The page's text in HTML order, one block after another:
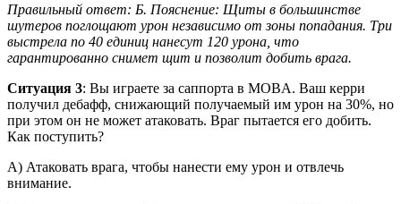
Правильный ответ: Б. Пояснение: Щиты в большинстве
шутеров поглощают урон независимо от зоны попадания. Три
выстрела по 40 единиц нанесут 120 урона, что
гарантированно снимет щит и позволит добить врага.
Ситуация 3: Вы играете за саппорта в MOBA. Ваш керри
получил дебафф, снижающий получаемый им урон на 30%, но
при этом он не может атаковать. Враг пытается его добить.
Как поступить?
А) Атаковать врага, чтобы нанести ему урон и отвлечь
внимание.